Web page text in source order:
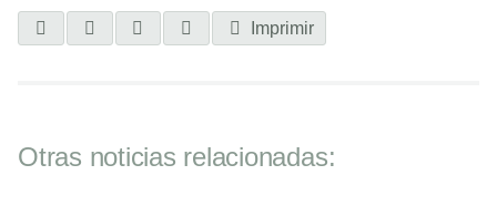
Imprimir
Otras noticias relacionadas: